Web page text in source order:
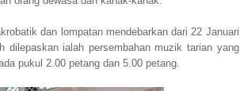
dan lompatan mendebarkan dari 22 Januari
ialah persembahan muzik tarian yang
pukul 2.00 petang dan 5.00 petang.